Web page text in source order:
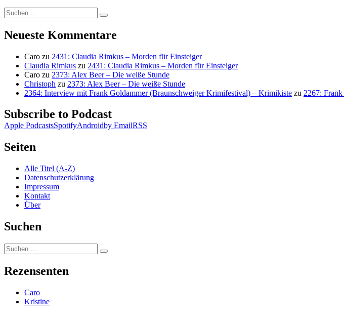
Suchen
nach:
Suchen
Neueste Kommentare
Caro zu 2431: Claudia Rimkus – Morden für Einsteiger
Claudia Rimkus zu 2431: Claudia Rimkus – Morden für Einsteiger
Caro zu 2373: Alex Beer – Die weiße Stunde
Christoph zu 2373: Alex Beer – Die weiße Stunde
2364: Interview mit Frank Goldammer (Braunschweiger Krimifestival) – Krimikiste zu 2267:
Subscribe to Podcast
Apple PodcastsSpotifyAndroidby EmailRSS
Seiten
Alle Titel (A-Z)
Datenschutzerklärung
Impressum
Kontakt
Über
Suchen
Suchen
nach:
Suchen
Rezensenten
Caro
Kristine